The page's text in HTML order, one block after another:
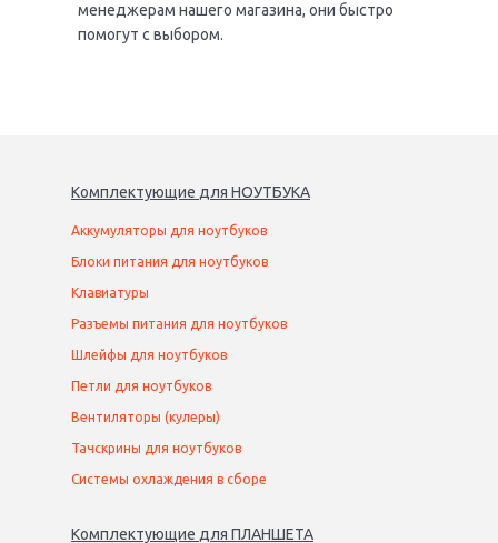
менеджерам нашего магазина, они быстро
помогут с выбором.
Комплектующие для НОУТБУКА
Аккумуляторы для ноутбуков
Блоки питания для ноутбуков
Клавиатуры
Разъемы питания для ноутбуков
Шлейфы для ноутбуков
Петли для ноутбуков
Вентиляторы (кулеры)
Тачскрины для ноутбуков
Системы охлаждения в сборе
Комплектующие для ПЛАНШЕТА